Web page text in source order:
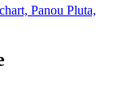
Panou Pluta,